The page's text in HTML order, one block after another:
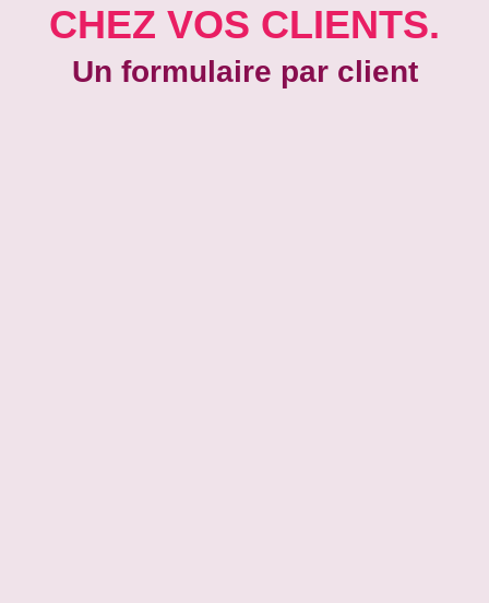
CHEZ VOS CLIENTS.
Un formulaire par client